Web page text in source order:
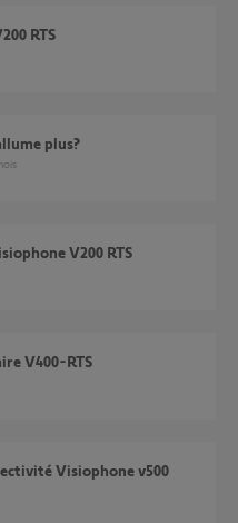
RTS
plus?
V200 RTS
V400-RTS